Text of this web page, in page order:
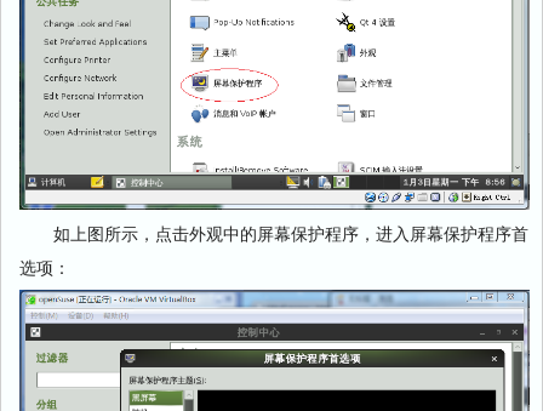
如上图所示，点击外观中的屏幕保护程序，进入屏幕保护程序首
选项：